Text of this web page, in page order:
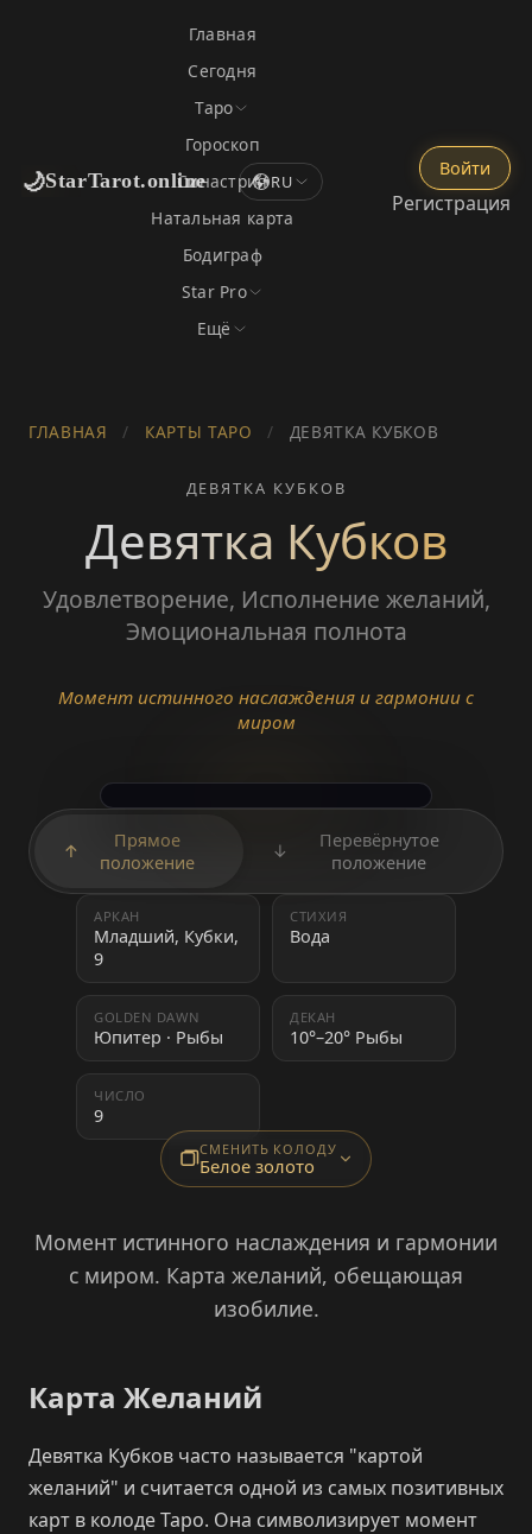
🌙StarTarot.online
Главная
Сегодня
Таро
Гороскоп
Синастрия
Натальная карта
Бодиграф
Star Pro
Ещё
RU
Войти
Регистрация
ГЛАВНАЯ / КАРТЫ ТАРО / ДЕВЯТКА КУБКОВ
ДЕВЯТКА КУБКОВ
Девятка Кубков
Удовлетворение, Исполнение желаний,
Эмоциональная полнота
Момент истинного наслаждения и гармонии с
миром
↑
Прямое
положение
↓
Перевёрнутое
положение
АРКАН
Младший, Кубки,
9
СТИХИЯ
Вода
GOLDEN DAWN
Юпитер · Рыбы
ДЕКАН
10°–20° Рыбы
ЧИСЛО
9
СМЕНИТЬ КОЛОДУ
Белое золото
Момент истинного наслаждения и гармонии
с миром. Карта желаний, обещающая
изобилие.
Карта Желаний
Девятка Кубков часто называется "картой
желаний" и считается одной из самых позитивных
карт в колоде Таро. Она символизирует момент